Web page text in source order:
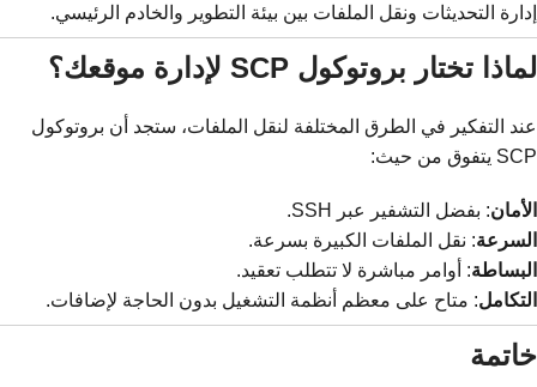
إدارة التحديثات ونقل الملفات بين بيئة التطوير والخادم الرئيسي.
لماذا تختار بروتوكول SCP لإدارة موقعك؟
عند التفكير في الطرق المختلفة لنقل الملفات، ستجد أن بروتوكول
SCP يتفوق من حيث:
الأمان: بفضل التشفير عبر SSH.
السرعة: نقل الملفات الكبيرة بسرعة.
البساطة: أوامر مباشرة لا تتطلب تعقيد.
التكامل: متاح على معظم أنظمة التشغيل بدون الحاجة لإضافات.
خاتمة